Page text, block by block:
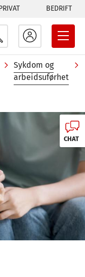
BEDRIFT
Sykdom og
arbeidsuførhet
CHAT